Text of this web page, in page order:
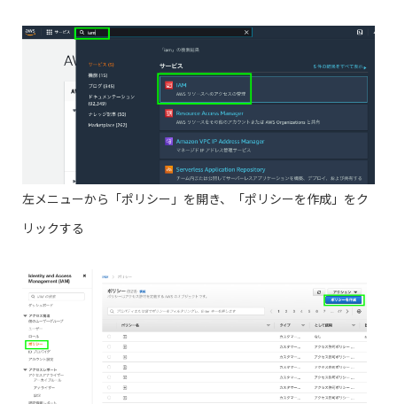
左メニューから「ポリシー」を開き、「ポリシーを作成」をク
リックする